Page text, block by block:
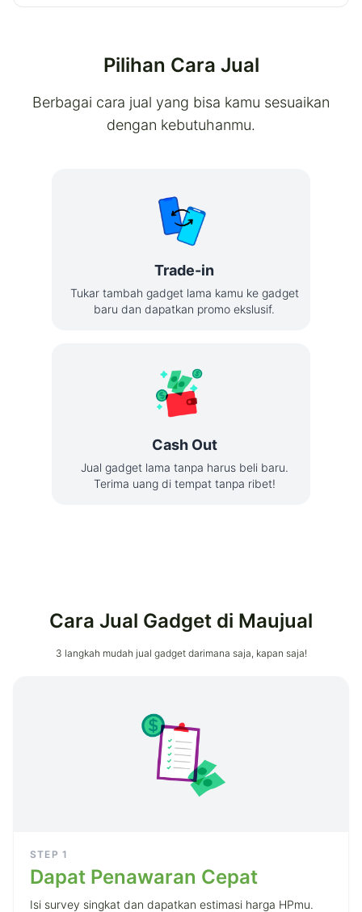
Pilihan Cara Jual
Berbagai cara jual yang bisa kamu sesuaikan
dengan kebutuhanmu.
Trade-in
Tukar tambah gadget lama kamu ke gadget
baru dan dapatkan promo ekslusif.
Cash Out
Jual gadget lama tanpa harus beli baru.
Terima uang di tempat tanpa ribet!
Cara Jual Gadget di Maujual
3 langkah mudah jual gadget darimana saja, kapan saja!
STEP 1
Dapat Penawaran Cepat
Isi survey singkat dan dapatkan estimasi harga HPmu.